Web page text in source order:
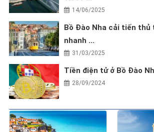
14/06/2025
Bồ Đào Nha cải tiến thủ
nhanh ...
31/03/2025
Tiền điện tử ở Bồ Đào
28/09/2024